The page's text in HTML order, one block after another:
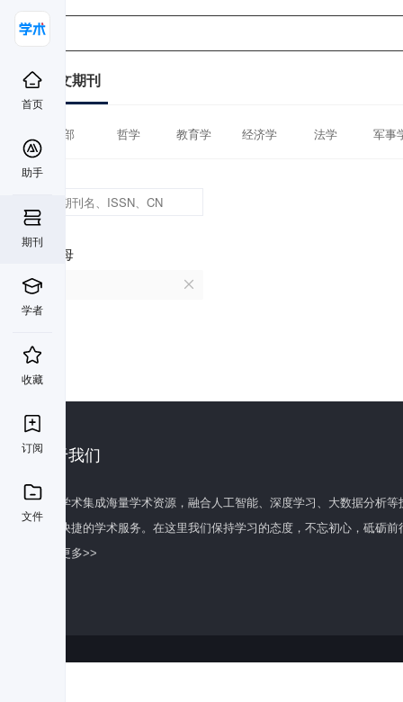
首页
助手
期刊
学者
收藏
订阅
文件
中文期刊
全部 哲学 教育学 经济学 法学 军事
首字母
L
关于我们
百度学术集成海量学术资源，融合人工智能、深度学习、大数据分析
全面快捷的学术服务。在这里我们保持学习的态度，不忘初心，砥砺前
了解更多>>